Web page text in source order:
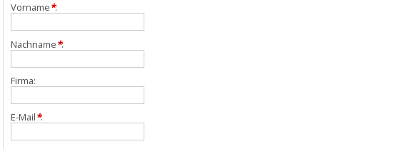
Vorname*:
Nachname*:
Firma:
E-Mail*: